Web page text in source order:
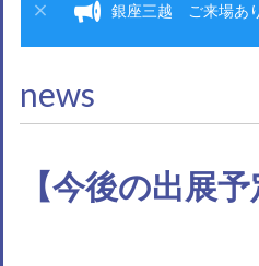
銀座三越 ご来場あ
news
【今後の出展予